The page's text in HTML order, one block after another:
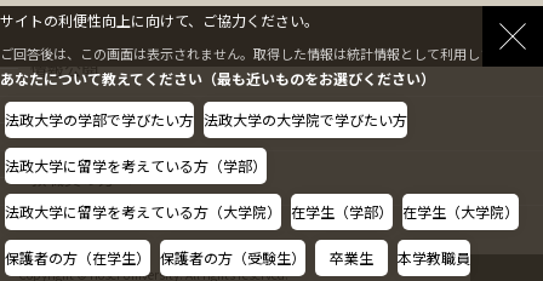
プライバシーポリシー
情報公開
採用情報
教職員の方へ
Copyright © Hosei University. All rights reserved.
サイトの利便性向上に向けて、ご協力ください。
ご回答後は、この画面は表示されません。取得した情報は統計情報として利用します。
あなたについて教えてください（最も近いものをお選びください）
法政大学の学部で学びたい方 法政大学の大学院で学びたい方
法政大学に留学を考えている方（学部）
法政大学に留学を考えている方（大学院） 在学生（学部） 在学生（大学院）
保護者の方（在学生） 保護者の方（受験生） 卒業生 本学教職員